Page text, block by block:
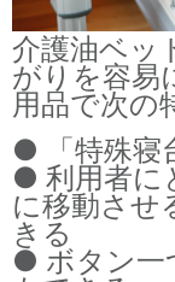
介護油ベッ
がりを容易
用品で次の
● 「特殊寝
● 利用者に
に移動させ
きる
● ボタン一